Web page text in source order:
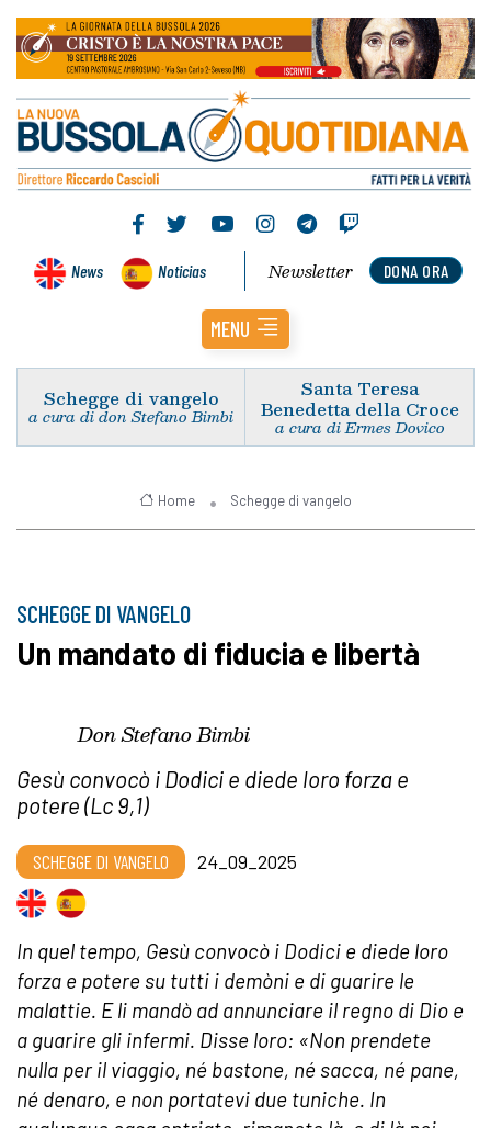
News Noticias DONA ORA
Newsletter
MENU
Schegge di vangelo
a cura di don Stefano Bimbi
Santa Teresa
Benedetta della Croce
a cura di Ermes Dovico
Home Schegge di vangelo
SCHEGGE DI VANGELO
Un mandato di fiducia e libertà
Don Stefano Bimbi
Gesù convocò i Dodici e diede loro forza e
potere (Lc 9,1)
SCHEGGE DI VANGELO 24_09_2025
In quel tempo, Gesù convocò i Dodici e diede loro
forza e potere su tutti i demòni e di guarire le
malattie. E li mandò ad annunciare il regno di Dio e
a guarire gli infermi. Disse loro: «Non prendete
nulla per il viaggio, né bastone, né sacca, né pane,
né denaro, e non portatevi due tuniche. In